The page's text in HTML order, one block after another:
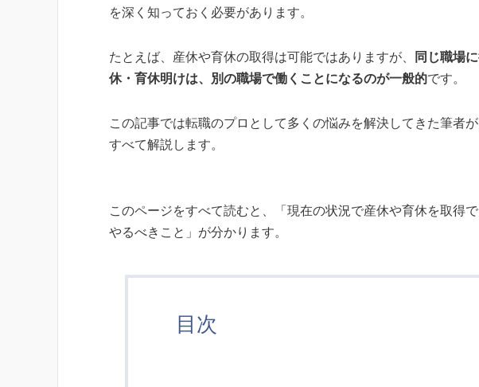
を深く知っておく必要があります。
たとえば、産休や育休の取得は可能ではありますが、
同じ職場
休・育休明けは、別の職場で働くことになるのが一般的です。
この記事では転職のプロとして多くの悩みを解決してきた筆者
すべて解説します。
このページをすべて読むと、「現在の状況で産休や育休を取得
やるべきこと」が分かります。
目次